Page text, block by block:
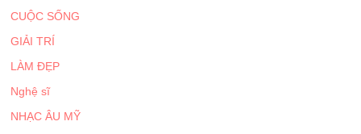
CUỘC SỐNG
GIẢI TRÍ
LÀM ĐẸP
Nghệ sĩ
NHẠC ÂU MỸ